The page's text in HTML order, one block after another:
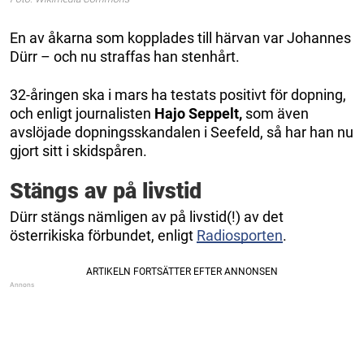
En av åkarna som kopplades till härvan var Johannes
Dürr – och nu straffas han stenhårt.
32-åringen ska i mars ha testats positivt för dopning,
och enligt journalisten HajoSeppelt, som även
avslöjade dopningsskandalen i Seefeld, så har han nu
gjort sitt i skidspåren.
Stängs av på livstid
Dürr stängs nämligen av på livstid(!) av det
österrikiska förbundet, enligt Radiosporten.